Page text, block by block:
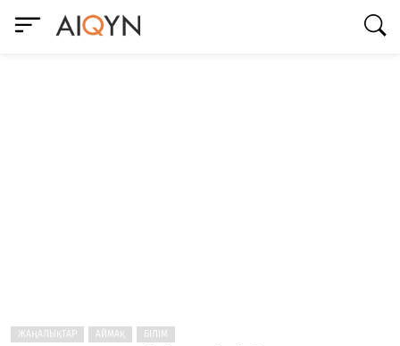
ЖАҢАЛЫҚТАР АЙМАҚ БІЛІМ